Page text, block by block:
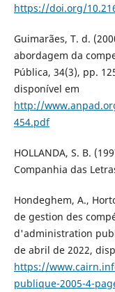
https://doi.org/
Guimarães, T. d.
abordagem da
Pública, 34(3), pp.
disponível em
http://
454.pdf
HOLLANDA, S. B.
Companhia das
Hondeghem, A.,
de gestion des
d'administration
de abril de 2022,
https://
publique-2005-4-